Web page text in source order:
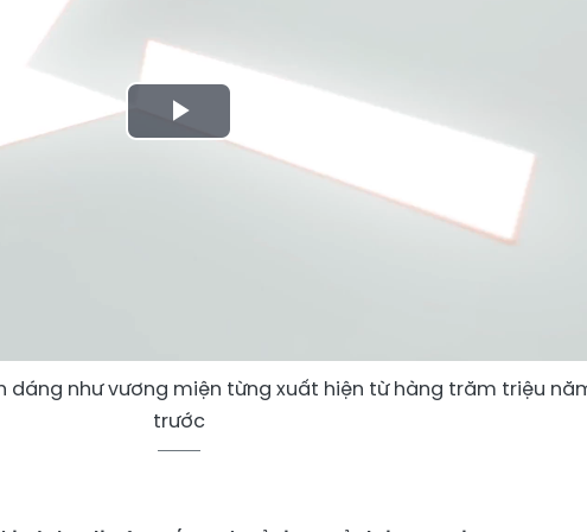
Play
dáng như vương miện từng xuất hiện từ hàng trăm triệu
trước